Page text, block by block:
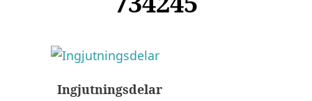
Ingjutningsdelar